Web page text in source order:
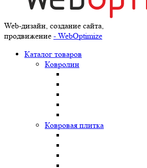
Web-дизайн, создание сайта,
продвижение - WebOptimize
Каталог товаров
Ковролин
Ковровая плитка